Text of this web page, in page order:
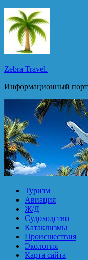
Перейти
к
содержимому
Zebra Travel.
Информационный
Туризм
Авиация
Ж/Д
Судоходство
Катаклизмы
Происшествия
Экология
Карта сайта